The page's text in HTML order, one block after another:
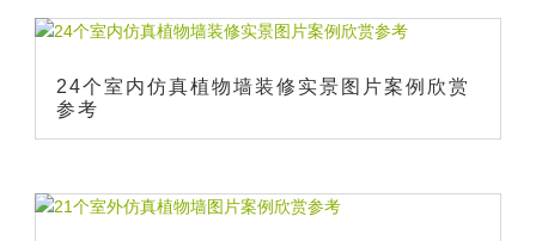
24个室内仿真植物墙装修实景图片案例欣赏
参考